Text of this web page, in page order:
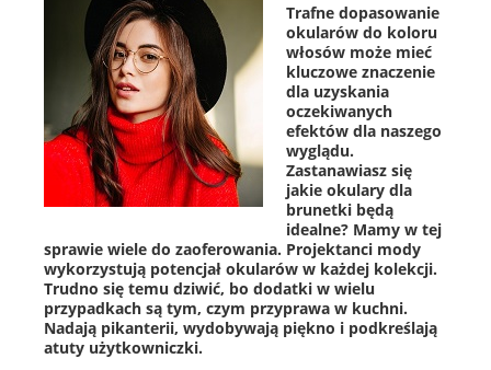
Trafne dopasowanie
okularów do koloru
włosów może mieć
kluczowe znaczenie
dla uzyskania
oczekiwanych
efektów dla naszego
wyglądu.
Zastanawiasz się
jakie okulary dla
brunetki będą
idealne? Mamy w tej
sprawie wiele do zaoferowania. Projektanci mody
wykorzystują potencjał okularów w każdej kolekcji.
Trudno się temu dziwić, bo dodatki w wielu
przypadkach są tym, czym przyprawa w kuchni.
Nadają pikanterii, wydobywają piękno i podkreślają
atuty użytkowniczki.